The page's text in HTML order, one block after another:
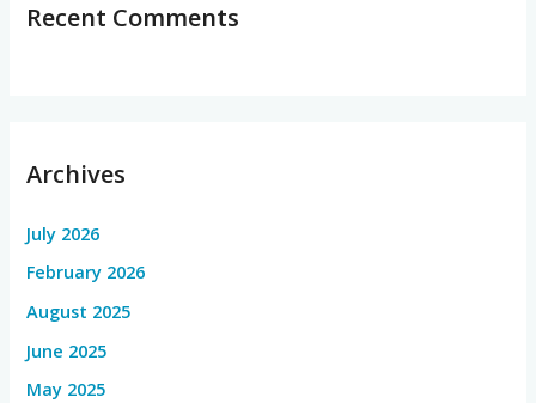
Recent Comments
Archives
July 2026
February 2026
August 2025
June 2025
May 2025